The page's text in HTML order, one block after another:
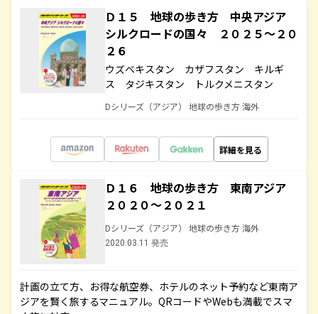
Ｄ１５ 地球の歩き方 中央アジア
シルクロードの国々 ２０２５～２０
２６
ウズベキスタン カザフスタン キルギ
ス タジキスタン トルクメニスタン
Dシリーズ（アジア） 地球の歩き方 海外
詳細を見る
Ｄ１６ 地球の歩き方 東南アジア
２０２０～２０２１
Dシリーズ（アジア） 地球の歩き方 海外
2020.03.11 発売
計画の立て方、お得な航空券、ホテルのネット予約など東南ア
ジアを賢く旅するマニュアル。QRコードやWebも満載でスマ